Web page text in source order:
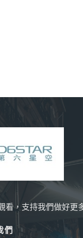
看，支持我們做好更
們